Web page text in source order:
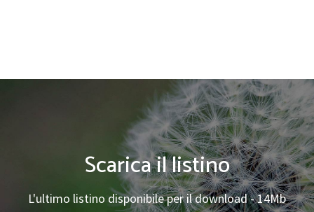
Scarica il listino
L'ultimo listino disponibile per il download - 14Mb